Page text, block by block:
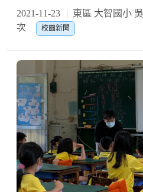
2021-11-23 東區 大智國小
次
校園新聞